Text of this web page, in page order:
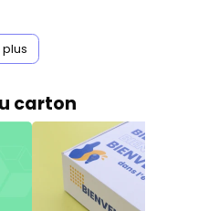
carton